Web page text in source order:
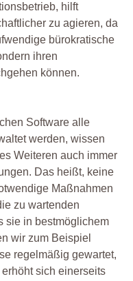
hilft
zu agieren, da
bürokratische
ihren
können.
Software alle
werden, wissen
Weiteren auch immer
Das heißt, keine
Maßnahmen
zu wartenden
sie in bestmöglichem
wir zum Beispiel
regelmäßig gewartet,
sich einerseits